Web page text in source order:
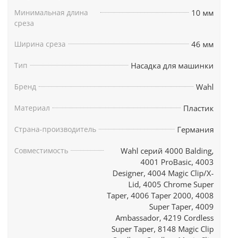
Минимальная длина
среза
10 мм
Ширина среза 46 мм
Тип Насадка для машинки
Бренд Wahl
Материал Пластик
Страна-производитель Германия
Совместимость
Wahl серий 4000 Balding,
4001 ProBasic, 4003
Designer, 4004 Magic Clip/X-
Lid, 4005 Chrome Super
Taper, 4006 Taper 2000, 4008
Super Taper, 4009
Ambassador, 4219 Cordless
Super Taper, 8148 Magic Clip